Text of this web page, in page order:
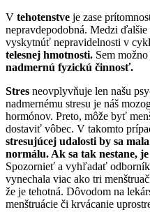
V tehotenstve je zase
nepravdepodobná. Medzi
vyskytnúť nepravidelnosti v
telesnej hmotnosti. Sem
nadmernú fyzickú činnosť.
Stres neovplyvňuje len našu
nadmernému stresu je náš
hormónov. Preto, môže byť
dostaviť vôbec. V takomto
stresujúcej udalosti by sa
normálu. Ak sa tak nestane,
Spozornieť a vyhľadať
vynechala viac ako tri
že je tehotná. Dôvodom na
menštruácie či krvácanie